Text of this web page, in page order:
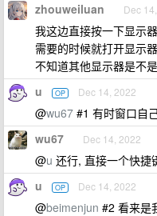
zhouweiluan Dec
我这边直接按一下显示
需要的时候就打开显示器
不知道其他显示器是不是
u OP Dec 14, 2022
@wu67 #1 有时窗口自
wu67 Dec 14, 2022
@u 还行, 直接一个快捷
u OP Dec 14, 2022
@beimenjun #2 看来是